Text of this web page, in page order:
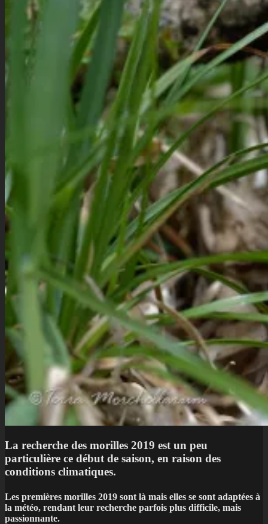
La recherche des morilles 2019 est un peu
particulière ce début de saison, en raison des
conditions climatiques.
Les premières morilles 2019 sont là mais elles se sont adaptées à
la météo, rendant leur recherche parfois plus difficile, mais
passionnante.